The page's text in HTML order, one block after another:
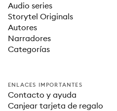
Audio series
Storytel Originals
Autores
Narradores
Categorías
ENLACES IMPORTANTES
Contacto y ayuda
Canjear tarjeta de regalo